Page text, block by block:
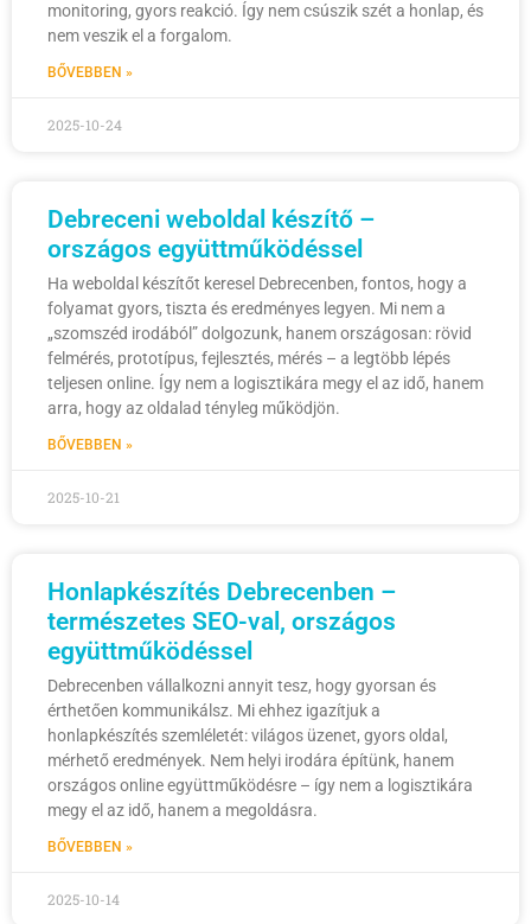
monitoring, gyors reakció. Így nem csúszik szét a honlap, és
nem veszik el a forgalom.
BŐVEBBEN »
2025-10-24
Debreceni weboldal készítő –
országos együttműködéssel
Ha weboldal készítőt keresel Debrecenben, fontos, hogy a
folyamat gyors, tiszta és eredményes legyen. Mi nem a
„szomszéd irodából” dolgozunk, hanem országosan: rövid
felmérés, prototípus, fejlesztés, mérés – a legtöbb lépés
teljesen online. Így nem a logisztikára megy el az idő, hanem
arra, hogy az oldalad tényleg működjön.
BŐVEBBEN »
2025-10-21
Honlapkészítés Debrecenben –
természetes SEO-val, országos
együttműködéssel
Debrecenben vállalkozni annyit tesz, hogy gyorsan és
érthetően kommunikálsz. Mi ehhez igazítjuk a
honlapkészítés szemléletét: világos üzenet, gyors oldal,
mérhető eredmények. Nem helyi irodára építünk, hanem
országos online együttműködésre – így nem a logisztikára
megy el az idő, hanem a megoldásra.
BŐVEBBEN »
2025-10-14